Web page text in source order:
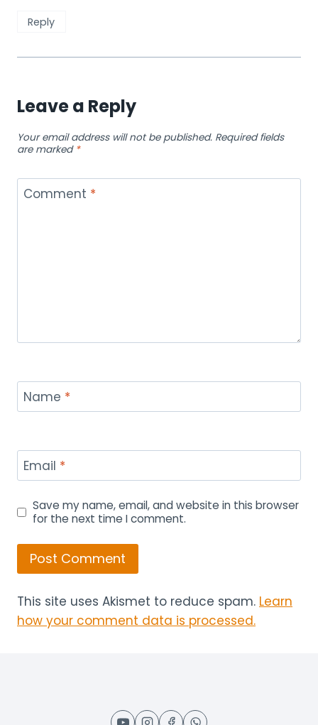
Reply
Leave a Reply
Your email address will not be published. Required fields
are marked *
Comment *
Name *
Email *
Save my name, email, and website in this browser
for the next time I comment.
This site uses Akismet to reduce spam. Learn
how your comment data is processed.